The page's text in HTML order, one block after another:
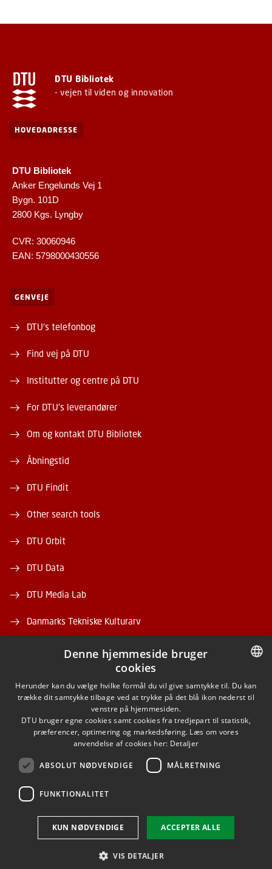
DTU Bibliotek
- vejen til viden og innovation
HOVEDADRESSE
DTU Bibliotek
Anker Engelunds Vej 1
Bygn. 101D
2800 Kgs. Lyngby
CVR: 30060946
EAN: 5798000430556
GENVEJE
DTU's telefonbog
Find vej på DTU
Institutter og centre på DTU
For DTU's leverandører
Om og kontakt DTU Bibliotek
Åbningstid
DTU Findit
Other search tools
DTU Orbit
DTU Data
DTU Media Lab
Danmarks Tekniske Kulturarv
FACEBOOK
INSTAGRAM
LINKEDIN
Tilgængelighedserklæring
DANISH
ENGLISH
Denne hjemmeside bruger
cookies
Herunder kan du vælge hvilke formål du vil give samtykke til. Du kan
trække dit samtykke tilbage ved at trykke på det blå ikon nederst til
venstre på hjemmesiden.
DTU bruger egne cookies samt cookies fra tredjepart til statistik,
præferencer, optimering og markedsføring. Læs om vores
anvendelse af cookies her: Detaljer
ABSOLUT NØDVENDIGE MÅLRETNING
FUNKTIONALITET
ACCEPTER ALLE
KUN NØDVENDIGE
VIS DETALJER